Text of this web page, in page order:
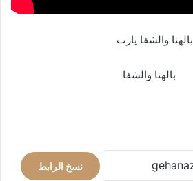
بالهنا والشفا يارب
نسخ الرابط